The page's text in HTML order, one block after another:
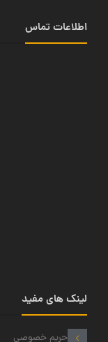
اطلاعات تماس
لینک های مفید
حریم خصوصی